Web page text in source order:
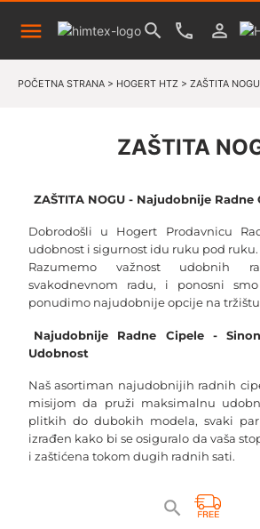
POČETNA STRANA > HOGERT HTZ > ZAŠTITA NOGU
ZAŠTITA
ZAŠTITA NOGU - Najudobnije
Dobrodošli u Hogert Prodavnicu
udobnost i sigurnost idu ruku pod ruku.
Razumemo važnost udobnih
svakodnevnom radu, i ponosni
ponudimo najudobnije opcije na
Najudobnije Radne Cipele -
Udobnost
Naš asortiman najudobnijih radnih
misijom da pruži maksimalnu
plitkih do dubokih modela, svaki
izrađen kako bi se osiguralo da vaša
i zaštićena tokom dugih radnih sati.
Naše radne cipele plitke izrade su